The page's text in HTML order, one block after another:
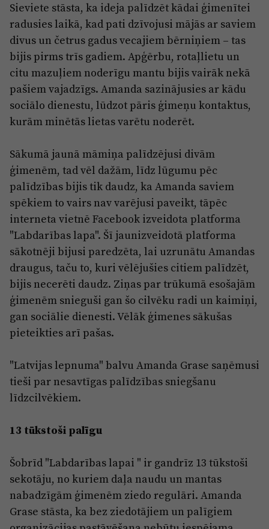
Sieviete stāsta, ka ideja palīdzēt kādai ģimenītei
radusies laikā, kad pati dzīvojusi mājās ar saviem
divus un četrus gadus vecajiem bērniņiem – tas
bijis pirms trīs gadiem. Apģērbu, rotaļlietu un
citu mazuļiem noderīgu mantu bijis vairāk nekā
pašiem vajadzīgs. Amanda sazinājusies ar kādu
sociālo dienestu, lūdzot pāris ģimeņu kontaktus,
kurām minētās lietas varētu noderēt.
Sākumā jaunā māmiņa palīdzējusi divām
ģimenēm, tad vēl dažām, līdz lūgumu pēc
palīdzības bijis tik daudz, ka Amanda saviem
spēkiem to vairs nav varējusi paveikt, tāpēc
interneta vietnē Facebook izveidota platforma
"Labdarības lapa". Šī jaunizveidotā platforma
sākotnēji bijusi paredzēta, lai uzrunātu Amandas
draugus, taču to, kuri vēlējušies citiem palīdzēt,
bijis necerēti daudz. Ziņas par trūkumā esošajām
ģimenēm snieguši gan šo cilvēku radi un kaimiņi,
gan sociālie dienesti. Vēlāk ģimenes sākušas
pieteikties arī pašas.
"Latvijas lepnuma" balvu Amanda Grase saņēmusi
tieši par nesavtīgas palīdzības sniegšanu
līdzcilvēkiem.
13 tūkstoši palīgu
Šobrīd "Labdarības lapai " ir gandrīz 13 tūkstoši
sekotāju, no kuriem daļa naudu un mantas
nabadzīgām ģimenēm ziedo regulāri. Amanda
Grase stāsta, ka bez ziedotājiem un palīgiem